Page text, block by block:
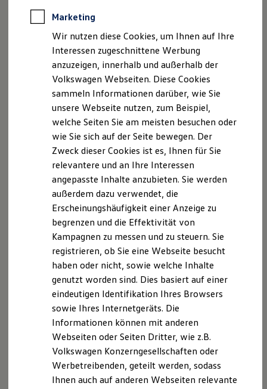
Software, Konnektivität & Apps
California App
VW Connect für Ihren ID. Buzz
VW Connect für Ihren Transporter/Caravelle
VW Connect für Ihren Amarok
VW Connect für andere Modelle
Connect Pro
Fleet Interface Data
Multistop Pathfinder
Übersicht Software Updates
Hilfreiches für Besitzer
Fahrerassistenz- und Sicherheitssysteme
Kontrollleuchten
Kurzfahrprofile und Ölverdünnung
XTL-Dieselkraftstoff
Ersatzteile und Betriebsflüssigkeiten
Original Zubehör und Lifestyle Produkte
myVolkswagen
myVolkswagen Business
Elektrisch & Autonom
Elektro - & Hybridfahrzeuge
Unser Ansatz
Klimafreundlicher Strom
Reichweite & Ladelösungen
Reichweitensimulator
Ladezeitensimulator
Ladelösungen für Privatkunden
Ladelösungen für Gewerbekunden
Wallbox und Ladekabel
Förderung & Kosten der Elektrofahrzeuge
Fördermöglichkeiten für Privatkunden
Fördermöglichkeiten für Gewerbekunden
Hinweis gemäß § 36
Verbraucherstreitbeilegungsgesetz (VSBG)
„Wir sind zur Teilnahme an einem
Streitbeilegungsverfahren vor einer
Verbraucherschlichtungsstelle
weder bereit noch dazu verpflichtet.“
Datenschutzerklärung
Datenschutz­erklärung
Datenschutz auf einen Blick
Allgemeine Hinweise
Die folgenden Hinweise geben einen einfachen
Überblick darüber, was mit Ihren personenbezogenen
Daten passiert, wenn Sie diese Website besuchen.
Personenbezogene Daten sind alle Daten, mit denen
Sie persönlich identifiziert werden können.
Ausführliche Informationen zum Thema Datenschutz
entnehmen Sie unserer unter diesem Text
aufgeführten Datenschutzerklärung.
Datenerfassung auf dieser Website
Marketing
Wir nutzen diese Cookies, um Ihnen auf Ihre
Interessen zugeschnittene Werbung
anzuzeigen, innerhalb und außerhalb der
Volkswagen Webseiten. Diese Cookies
sammeln Informationen darüber, wie Sie
unsere Webseite nutzen, zum Beispiel,
welche Seiten Sie am meisten besuchen oder
wie Sie sich auf der Seite bewegen. Der
Zweck dieser Cookies ist es, Ihnen für Sie
relevantere und an Ihre Interessen
angepasste Inhalte anzubieten. Sie werden
außerdem dazu verwendet, die
Erscheinungshäufigkeit einer Anzeige zu
begrenzen und die Effektivität von
Kampagnen zu messen und zu steuern. Sie
registrieren, ob Sie eine Webseite besucht
haben oder nicht, sowie welche Inhalte
genutzt worden sind. Dies basiert auf einer
eindeutigen Identifikation Ihres Browsers
sowie Ihres Internetgeräts. Die
Informationen können mit anderen
Webseiten oder Seiten Dritter, wie z.B.
Volkswagen Konzerngesellschaften oder
Werbetreibenden, geteilt werden, sodass
Ihnen auch auf anderen Webseiten relevante